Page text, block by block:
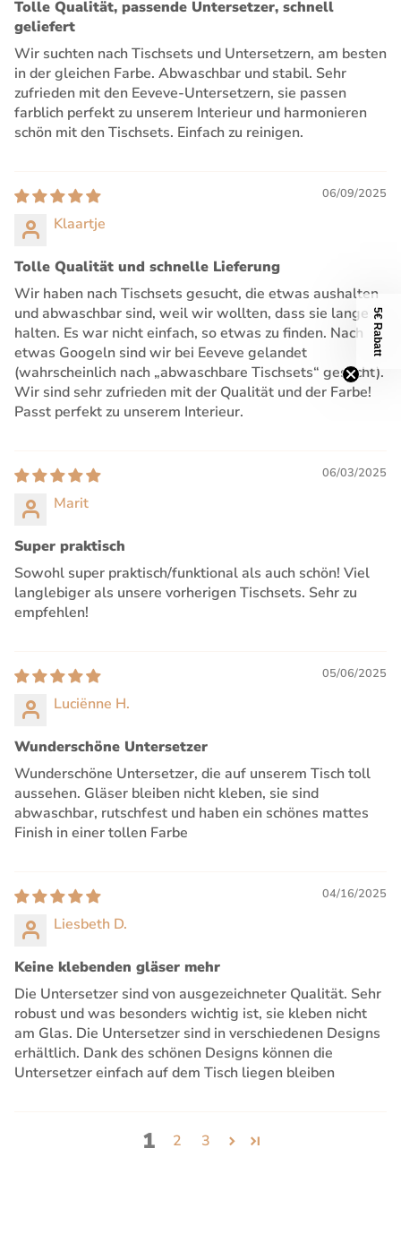
Tolle Qualität, passende Untersetzer, schnell
geliefert
Wir suchten nach Tischsets und Untersetzern, am besten
in der gleichen Farbe. Abwaschbar und stabil. Sehr
zufrieden mit den Eeveve-Untersetzern, sie passen
farblich perfekt zu unserem Interieur und harmonieren
schön mit den Tischsets. Einfach zu reinigen.
06/09/2025
Klaartje
Tolle Qualität und schnelle Lieferung
Wir haben nach Tischsets gesucht, die etwas aushalten
und abwaschbar sind, weil wir wollten, dass sie lange
halten. Es war nicht einfach, so etwas zu finden. Nach
etwas Googeln sind wir bei Eeveve gelandet
(wahrscheinlich nach „abwaschbare Tischsets“ gesucht).
Wir sind sehr zufrieden mit der Qualität und der Farbe!
Passt perfekt zu unserem Interieur.
06/03/2025
Marit
Super praktisch
Sowohl super praktisch/funktional als auch schön! Viel
langlebiger als unsere vorherigen Tischsets. Sehr zu
empfehlen!
05/06/2025
Luciënne H.
Wunderschöne Untersetzer
Wunderschöne Untersetzer, die auf unserem Tisch toll
aussehen. Gläser bleiben nicht kleben, sie sind
abwaschbar, rutschfest und haben ein schönes mattes
Finish in einer tollen Farbe
04/16/2025
Liesbeth D.
Keine klebenden gläser mehr
Die Untersetzer sind von ausgezeichneter Qualität. Sehr
robust und was besonders wichtig ist, sie kleben nicht
am Glas. Die Untersetzer sind in verschiedenen Designs
erhältlich. Dank des schönen Designs können die
Untersetzer einfach auf dem Tisch liegen bleiben
1 2 3
5€ Rabatt